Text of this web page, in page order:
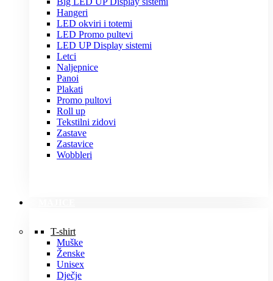
Hangeri
LED okviri i totemi
LED Promo pultevi
LED UP Display sistemi
Letci
Naljepnice
Panoi
Plakati
Promo pultovi
Roll up
Tekstilni zidovi
Zastave
Zastavice
Wobbleri
T-shirt
Muške
Ženske
Unisex
Dječje